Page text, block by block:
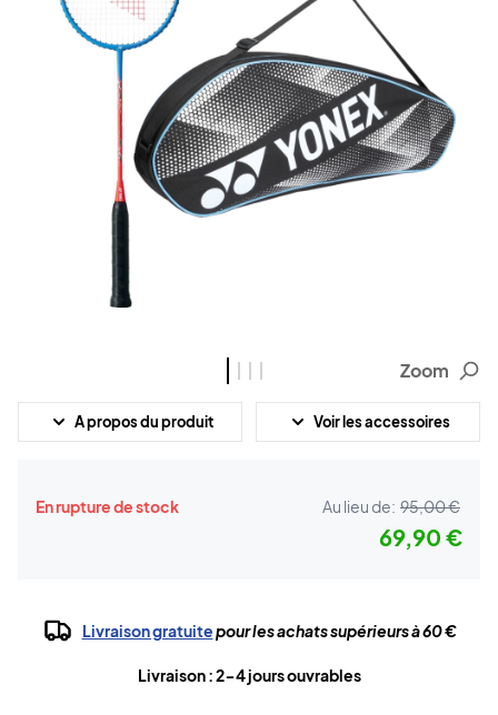
Zoom
A propos du produit Voir les accessoires
En rupture de stock Au lieu de: 95,00 €
69,90 €
Livraison gratuitepour les achats supérieurs à 60 €
Livraison : 2-4 jours ouvrables